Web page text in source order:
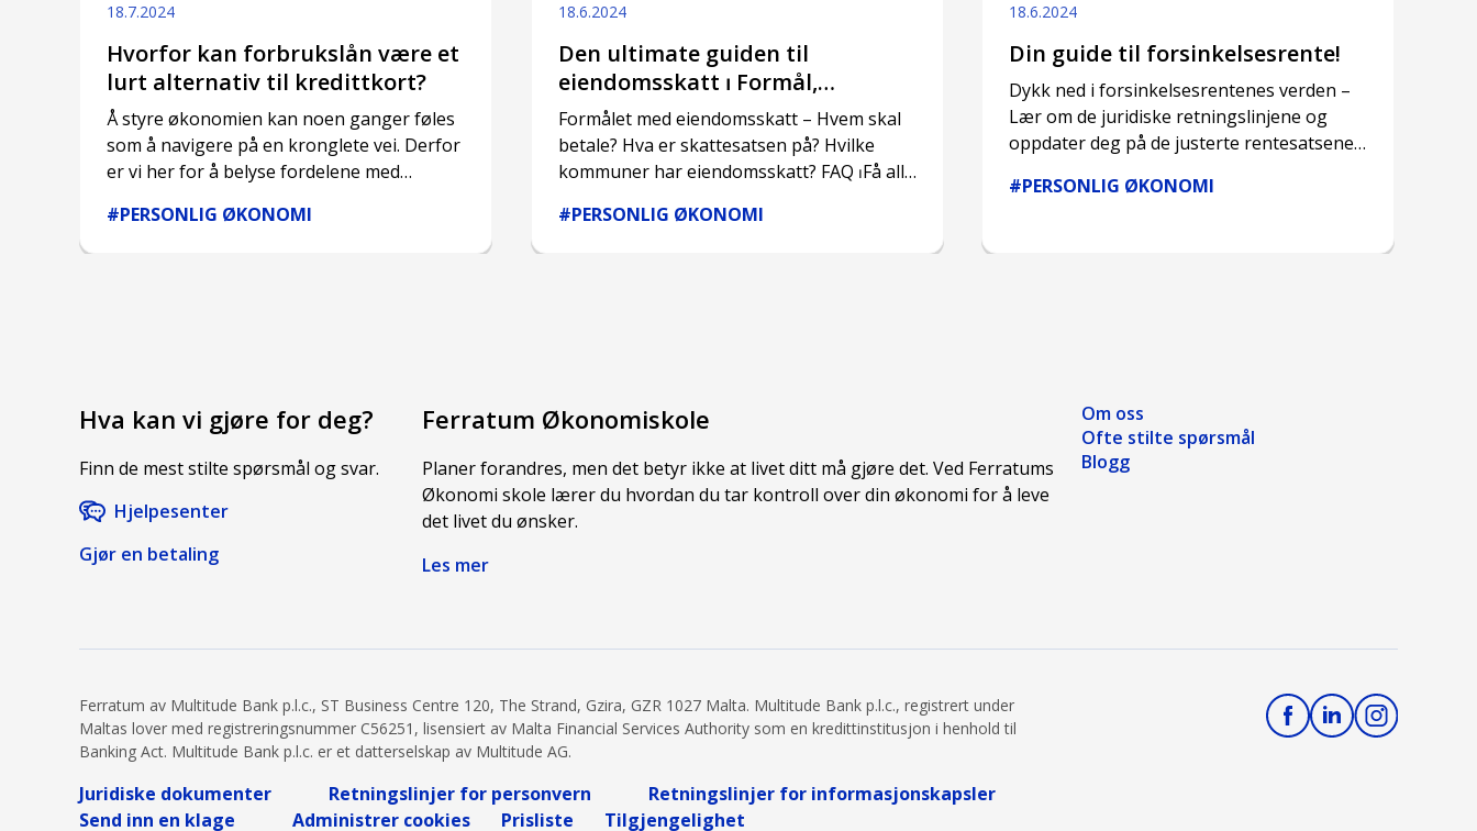
18.7.2024
Hvorfor kan forbrukslån være et
lurt alternativ til kredittkort?
Å styre økonomien kan noen ganger føles
som å navigere på en kronglete vei. Derfor
er vi her for å belyse fordelene med
kredittkort.
#PERSONLIG ØKONOMI
18.6.2024
Den ultimate guiden til
eiendomsskatt ⏐ Formål,
skattesats og skatteytere!
Formålet med eiendomsskatt – Hvem skal
betale? Hva er skattesatsen på? Hvilke
kommuner har eiendomsskatt? FAQ ⏐Få alle
#PERSONLIG ØKONOMI
18.6.2024
Din guide til forsinkelsesrente!
Dykk ned i forsinkelsesrentenes verden –
Lær om de juridiske retningslinjene og
oppdater deg på de justerte rentesatsene
#PERSONLIG ØKONOMI
Hva kan vi gjøre for deg?
Finn de mest stilte spørsmål og svar.
Hjelpesenter
Gjør en betaling
Ferratum Økonomiskole
Planer forandres, men det betyr ikke at livet ditt må gjøre det. Ved Ferratums
Økonomi skole lærer du hvordan du tar kontroll over din økonomi for å leve
det livet du ønsker.
Les mer
Om oss
Ofte stilte spørsmål
Blogg
Ferratum av Multitude Bank p.l.c., ST Business Centre 120, The Strand, Gzira, GZR 1027 Malta. Multitude Bank p.l.c., registrert under
Maltas lover med registreringsnummer C56251, lisensiert av Malta Financial Services Authority som en kredittinstitusjon i henhold til
Banking Act. Multitude Bank p.l.c. er et datterselskap av Multitude AG.
Juridiske dokumenter Retningslinjer for personvern
Retningslinjer for informasjonskapsler
Send inn en klage
Administrer cookies Prisliste Tilgjengelighet